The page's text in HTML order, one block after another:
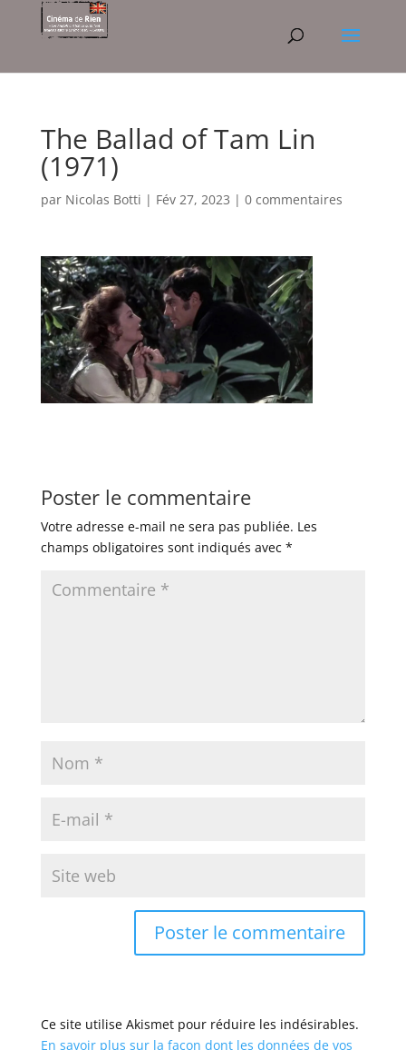
The Ballad of Tam Lin
(1971)
par Nicolas Botti | Fév 27, 2023 | 0 commentaires
Poster le commentaire
Votre adresse e-mail ne sera pas publiée. Les
champs obligatoires sont indiqués avec *
Ce site utilise Akismet pour réduire les indésirables.
En savoir plus sur la façon dont les données de vos